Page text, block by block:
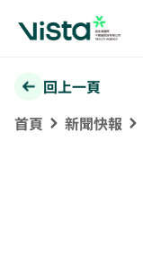
回上一頁
首頁
新聞快報